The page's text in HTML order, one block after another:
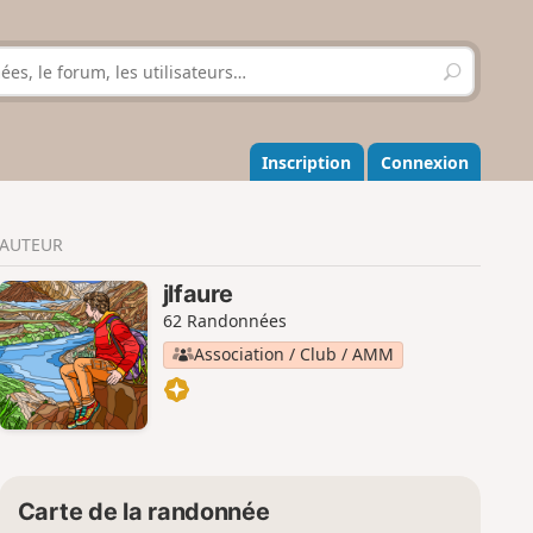
R
e
h
e
r
r
Inscription Connexion
AUTEUR
jlfaure
62 Randonnées
Association / Club / AMM
Carte de la randonnée